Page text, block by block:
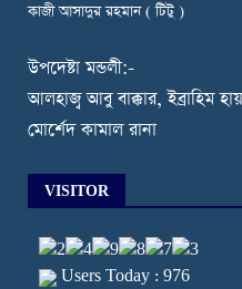
কাজী আসাদুর রহমান ( টিটু )
উপদেষ্টা মন্ডলী:-
আলহাজ্ব আবু বাক্কার, ইব্রাহিম
মোর্শেদ কামাল রানা
VISITOR
Users Today : 976